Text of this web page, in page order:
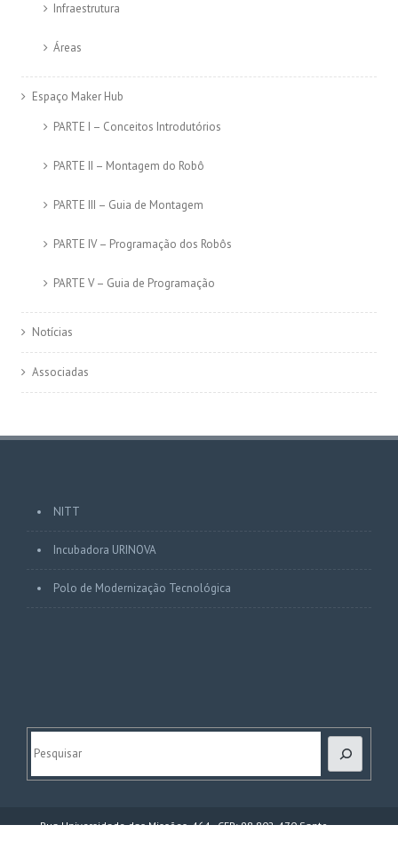
Infraestrutura
Áreas
Espaço Maker Hub
PARTE I – Conceitos Introdutórios
PARTE II – Montagem do Robô
PARTE III – Guia de Montagem
PARTE IV – Programação dos Robôs
PARTE V – Guia de Programação
Notícias
Associadas
NITT
Incubadora URINOVA
Polo de Modernização Tecnológica
Pesquisar
Rua Universidade das Missões, 464 - CEP: 98.802-470 Santo